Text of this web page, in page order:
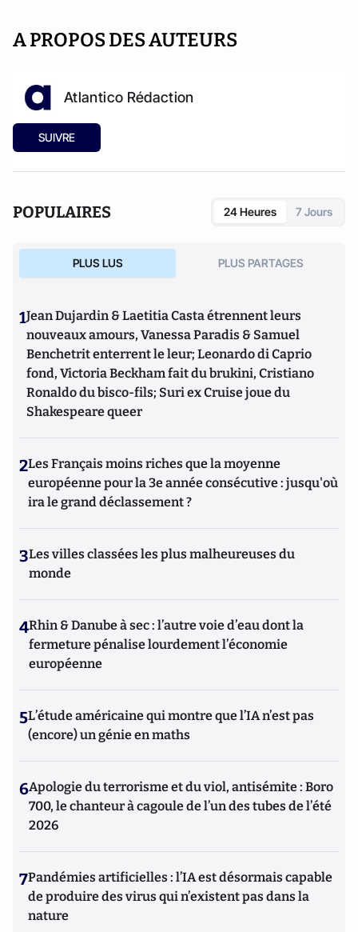
A PROPOS DES AUTEURS
Atlantico Rédaction
SUIVRE
POPULAIRES 24 Heures 7 Jours
PLUS LUS PLUS PARTAGES
1Jean Dujardin & Laetitia Casta étrennent leurs
nouveaux amours, Vanessa Paradis & Samuel
Benchetrit enterrent le leur; Leonardo di Caprio
fond, Victoria Beckham fait du brukini, Cristiano
Ronaldo du bisco-fils; Suri ex Cruise joue du
Shakespeare queer
2Les Français moins riches que la moyenne
européenne pour la 3e année consécutive : jusqu'où
ira le grand déclassement ?
3Les villes classées les plus malheureuses du
monde
4Rhin & Danube à sec : l’autre voie d’eau dont la
fermeture pénalise lourdement l’économie
européenne
5L’étude américaine qui montre que l’IA n’est pas
(encore) un génie en maths
6Apologie du terrorisme et du viol, antisémite : Boro
700, le chanteur à cagoule de l’un des tubes de l’été
2026
7Pandémies artificielles : l’IA est désormais capable
de produire des virus qui n’existent pas dans la
nature